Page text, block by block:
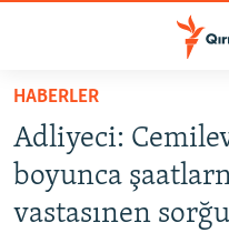
Esas
qaytmaq
Baş
navigatsiyağa
qaytmaq
HABERLER
SİYASET
İQTİSADİYAT
HABERLER
Adliyeci:
boyunca
vastasınen